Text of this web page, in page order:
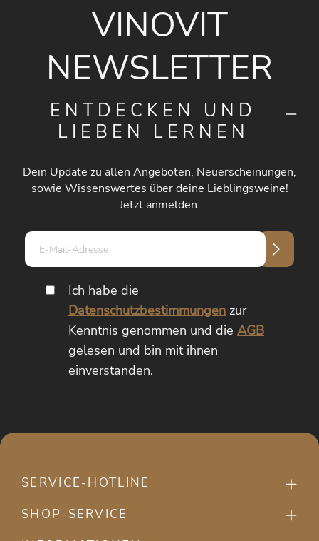
VINOVIT
NEWSLETTER
ENTDECKEN UND
LIEBEN LERNEN
Dein Update zu allen Angeboten, Neuerscheinungen,
sowie Wissenswertes über deine Lieblingsweine!
Jetzt anmelden:
Adresse*
Ich habe die
Datenschutzbestimmungenzur
Kenntnis genommen und die AGB
gelesen und bin mit ihnen
einverstanden.
SERVICE-HOTLINE
SHOP-SERVICE